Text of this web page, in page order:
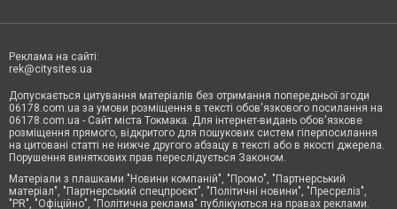
Реклама на сайті:
rek@citysites.ua
Допускається цитування матеріалів без отримання попередньої згоди
06178.com.ua за умови розміщення в тексті обов'язкового посилання на
06178.com.ua - Сайт міста Токмака. Для інтернет-видань обов'язкове
розміщення прямого, відкритого для пошукових систем гіперпосилання
на цитовані статті не нижче другого абзацу в тексті або в якості джерела.
Порушення виняткових прав переслідується Законом.
Матеріали з плашками "Новини компаній", "Промо", "Партнерський
матеріал", "Партнерський спецпроєкт", "Політичні новини", "Пресреліз",
"PR", "Офіційно", "Політична реклама" публікуються на правах реклами.